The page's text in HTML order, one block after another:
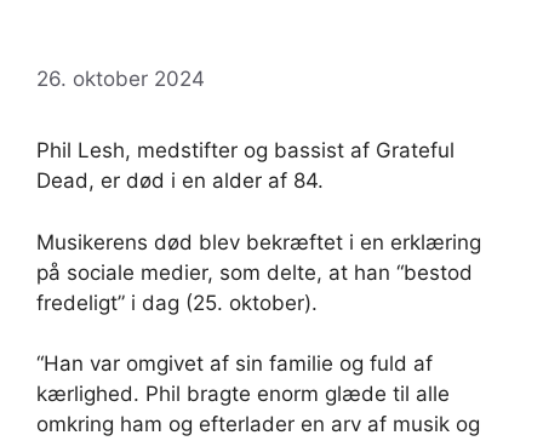
26. oktober 2024
Phil Lesh, medstifter og bassist af Grateful
Dead, er død i en alder af 84.
Musikerens død blev bekræftet i en erklæring
på sociale medier, som delte, at han “bestod
fredeligt” i dag (25. oktober).
“Han var omgivet af sin familie og fuld af
kærlighed. Phil bragte enorm glæde til alle
omkring ham og efterlader en arv af musik og